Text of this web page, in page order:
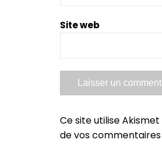
Site web
Ce site utilise
de vos